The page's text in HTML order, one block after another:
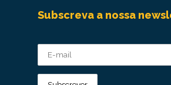
Subscreva a nossa